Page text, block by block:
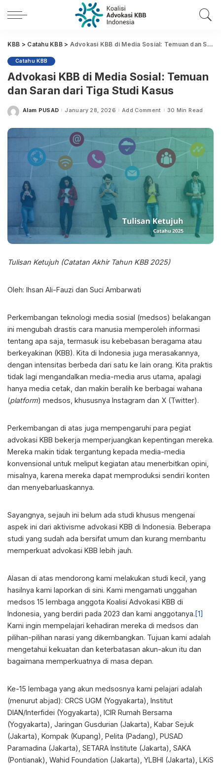
KBB > Catahu KBB> Advokasi KBB di Media Sosial: Temuan dan Saran dari Tiga Studi Kasus
Catahu KBB
Advokasi KBB di Media Sosial: Temuan
dan Saran dari Tiga Studi Kasus
Posted
Alam PUSAD January 28, 2026 Add Comment 30 Min Read
Tulisan Ketujuh (Catatan Akhir Tahun KBB 2025)
Oleh: Ihsan Ali-Fauzi dan Suci Ambarwati
Perkembangan teknologi media sosial (medsos) belakangan
ini mengubah drastis cara manusia memperoleh informasi
tentang apa saja, termasuk isu kebebasan beragama atau
berkeyakinan (KBB). Kita di Indonesia juga merasakannya,
dengan intensitas berbeda dari satu ke lain orang. Kita praktis
tidak lagi mengandalkan media-media arus utama, apalagi
hanya media cetak, dan makin beralih ke berbagai wahana
(platform) medsos, khususnya Instagram dan X (Twitter).
Perkembangan di atas juga mempengaruhi para pegiat
advokasi KBB bekerja memperjuangkan kepentingan mereka.
Mereka makin tidak tergantung kepada media-media
konvensional untuk meliput kegiatan atau menerbitkan opini,
misalnya, karena mereka dapat memproduksi sendiri konten
dan menyebarluaskannya.
Sayangnya, sejauh ini belum ada studi khusus mengenai
aspek ini dari aktivisme advokasi KBB di Indonesia. Beberapa
studi yang sudah ada bersifat umum dan kurang membantu
memperkuat advokasi KBB lebih jauh.
Alasan di atas mendorong kami melakukan studi kecil, yang
hasilnya kami laporkan di sini. Kami mengamati unggahan
medsos 15 lembaga anggota Koalisi Advokasi KBB di
Indonesia, yang berdiri pada 2023 dan kami anggotanya. [1]
Kami ingin mempelajari kehadiran mereka di medsos dan
pilihan-pilihan narasi yang dikembangkan. Tujuan kami adalah
mengetahui kekuatan dan keterbatasan akun-akun itu dan
bagaimana memperkuatnya di masa depan.
Ke-15 lembaga yang akun medsosnya kami pelajari adalah
(menurut abjad): CRCS UGM (Yogyakarta), Institut
DIAN/Interfidei (Yogyakarta), ICIR Rumah Bersama
(Yogyakarta), Jaringan Gusdurian (Jakarta), Kabar Sejuk
(Jakarta), Kompak (Kupang), Pelita (Padang), PUSAD
Paramadina (Jakarta), SETARA Institute (Jakarta), SAKA
(Pontianak), Wahid Foundation (Jakarta), YLBHI (Jakarta), LKiS